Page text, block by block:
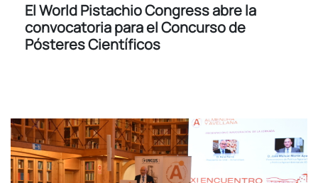
El World Pistachio Congress abre la
convocatoria para el Concurso de
Pósteres Científicos